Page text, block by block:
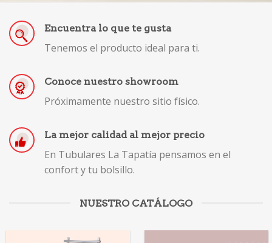
Encuentra lo que te gusta
Tenemos el producto ideal para ti.
Conoce nuestro showroom
Próximamente nuestro sitio físico.
La mejor calidad al mejor precio
En Tubulares La Tapatía pensamos en el
confort y tu bolsillo.
NUESTRO CATÁLOGO